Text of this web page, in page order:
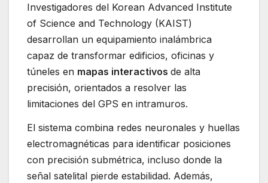
Investigadores del Korean Advanced Institute
of Science and Technology (KAIST)
desarrollan un equipamiento inalámbrica
capaz de transformar edificios, oficinas y
túneles en mapas interactivos de alta
precisión, orientados a resolver las
limitaciones del GPS en intramuros.
El sistema combina redes neuronales y huellas
electromagnéticas para identificar posiciones
con precisión submétrica, incluso donde la
señal satelital pierde estabilidad. Además,